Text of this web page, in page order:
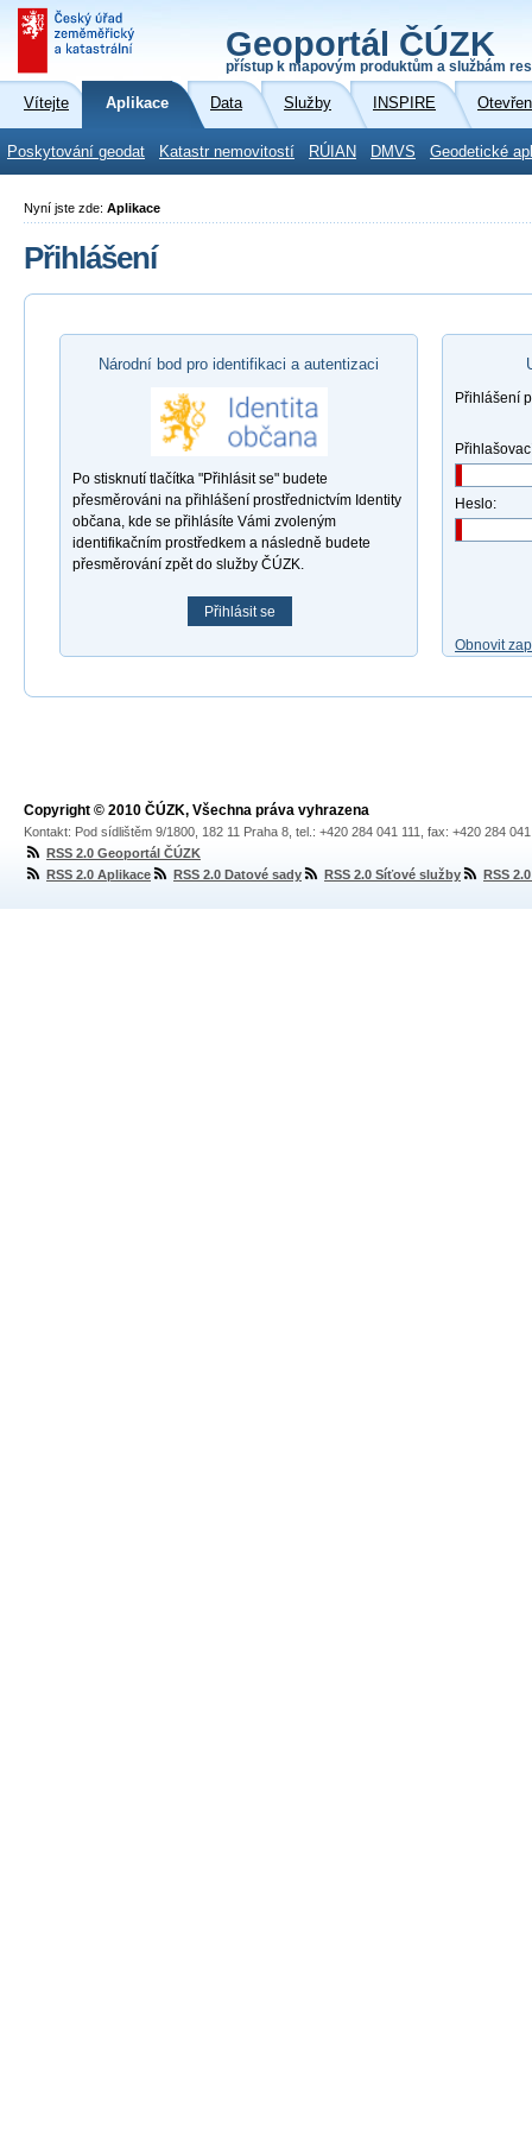
Geoportál ČÚZK
přístup k mapovým produktům a službám
Vítejte Aplikace Data Služby INSPIRE
Poskytování geodat Katastr nemovitostí RÚIAN DMVS Geodetické
Nyní jste zde: Aplikace
Přihlášení
Národní bod pro identifikaci a autentizaci
Po stisknutí tlačítka "Přihlásit se" budete
přesměrováni na přihlášení prostřednictvím Identity
občana, kde se přihlásíte Vámi zvoleným
identifikačním prostředkem a následně budete
přesměrování zpět do služby ČÚZK.
Přihlásit se
Přihlášení
Heslo:
Obnovit
Copyright © 2010 ČÚZK, Všechna práva vyhrazena
Kontakt: Pod sídlištěm 9/1800, 182 11 Praha 8, tel.: +420 284 041 111, fax: +420 284
RSS 2.0 Geoportál ČÚZK
RSS 2.0 Aplikace
RSS 2.0 Datové sady RSS 2.0 Síťové služby RSS